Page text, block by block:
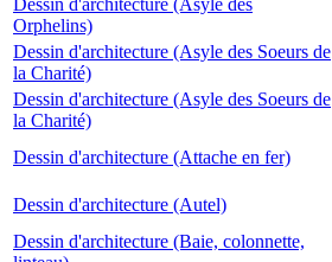
Dessin d'architecture (Asyle des
Orphelins)
Dessin d'architecture (Asyle des Soeurs de
la Charité)
Dessin d'architecture (Asyle des Soeurs de
la Charité)
Dessin d'architecture (Attache en fer)
Dessin d'architecture (Autel)
Dessin d'architecture (Baie, colonnette,